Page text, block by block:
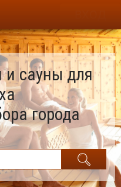
и сауны для
города